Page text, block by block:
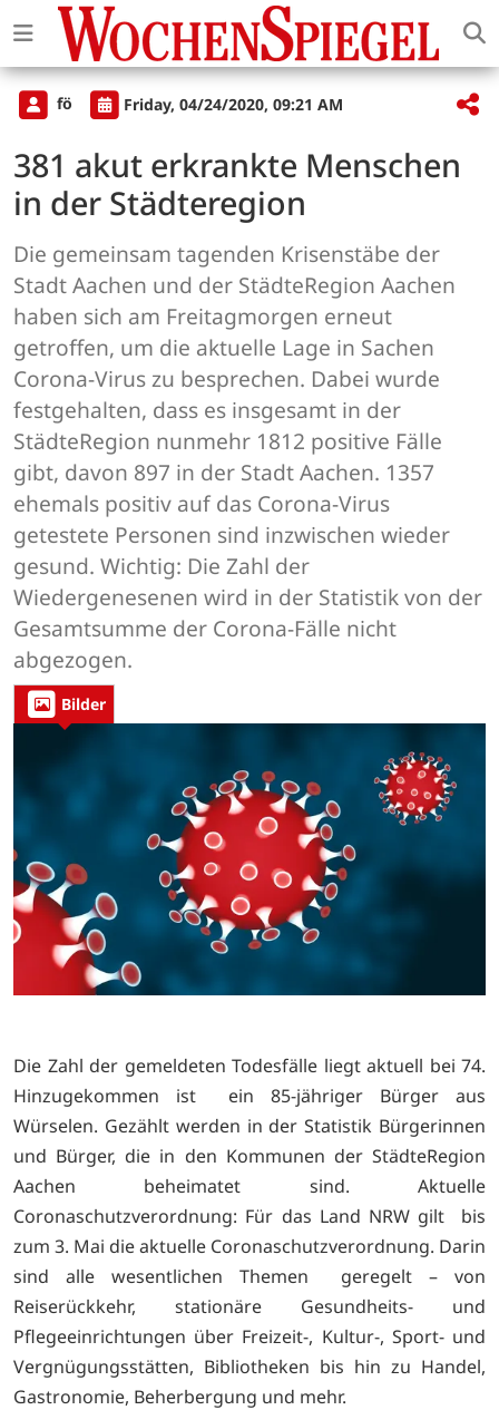
fö Friday, 04/24/2020, 09:21 AM
381 akut erkrankte Menschen
in der Städteregion
Die gemeinsam tagenden Krisenstäbe der
Stadt Aachen und der StädteRegion Aachen
haben sich am Freitagmorgen erneut
getroffen, um die aktuelle Lage in Sachen
Corona-Virus zu besprechen. Dabei wurde
festgehalten, dass es insgesamt in der
StädteRegion nunmehr 1812 positive Fälle
gibt, davon 897 in der Stadt Aachen. 1357
ehemals positiv auf das Corona-Virus
getestete Personen sind inzwischen wieder
gesund. Wichtig: Die Zahl der
Wiedergenesenen wird in der Statistik von der
Gesamtsumme der Corona-Fälle nicht
abgezogen.
Bilder
Die Zahl der gemeldeten Todesfälle liegt aktuell bei 74.
Hinzugekommen ist ein 85-jähriger Bürger aus
Würselen. Gezählt werden in der Statistik Bürgerinnen
und Bürger, die in den Kommunen der StädteRegion
Aachen beheimatet sind. Aktuelle
Coronaschutzverordnung: Für das Land NRW gilt bis
zum 3. Mai die aktuelle Coronaschutzverordnung. Darin
sind alle wesentlichen Themen geregelt – von
Reiserückkehr, stationäre Gesundheits- und
Pflegeeinrichtungen über Freizeit-, Kultur-, Sport- und
Vergnügungsstätten, Bibliotheken bis hin zu Handel,
Gastronomie, Beherbergung und mehr.